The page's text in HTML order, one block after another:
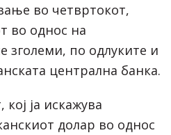
во четвртокот,
во однос на
зголеми, по одлуките и
централна банка.
ја искажува
долар во однос